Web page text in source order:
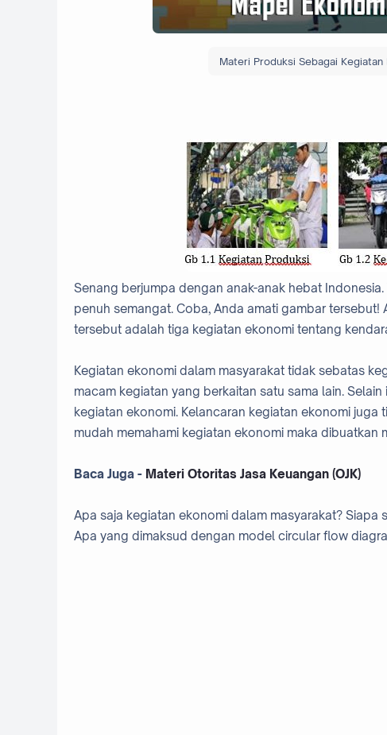
Materi Produksi Sebagai
Senang berjumpa dengan anak-anak hebat
penuh semangat. Coba, Anda amati gambar
tersebut adalah tiga kegiatan ekonomi tentang
Kegiatan ekonomi dalam masyarakat tidak sebatas
macam kegiatan yang berkaitan satu sama lain.
kegiatan ekonomi. Kelancaran kegiatan ekonomi
mudah memahami kegiatan ekonomi maka dibuatkan
Baca Juga - Materi Otoritas Jasa Keuangan (OJK)
Apa saja kegiatan ekonomi dalam masyarakat?
Apa yang dimaksud dengan model circular flow